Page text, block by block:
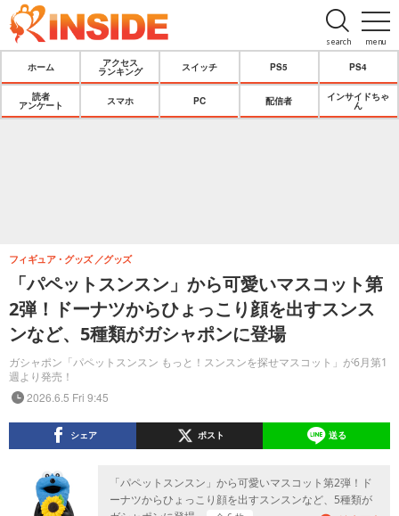
menu
search
ホーム
アクセス
ランキング
スイッチ PS5 PS4
読者
アンケート
スマホ PC 配信者
インサイドちゃ
ん
「パペットスンスン」から可愛いマスコット第
2弾！ドーナツからひょっこり顔を出すスンス
ンなど、5種類がガシャポンに登場
ガシャポン「パペットスンスン もっと！スンスンを探せマスコット」が6月第1
週より発売！
フィギュア・グッズ グッズ
2026.6.5 Fri 9:45
シェア ポスト 送る
「パペットスンスン」から可愛いマスコット第2弾！ド
ーナツからひょっこり顔を出すスンスンなど、5種類が